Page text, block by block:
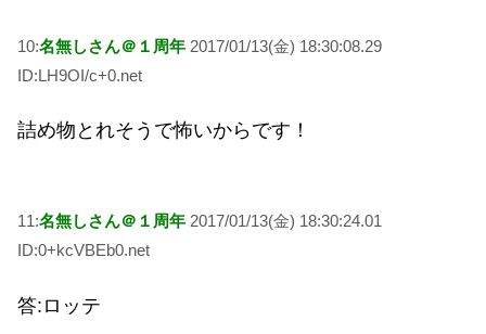
10:名無しさん＠１周年 2017/01/13(金) 18:30:08.29
ID:LH9OI/c+0.net
詰め物とれそうで怖いからです！
11:名無しさん＠１周年 2017/01/13(金) 18:30:24.01
ID:0+kcVBEb0.net
答:ロッテ